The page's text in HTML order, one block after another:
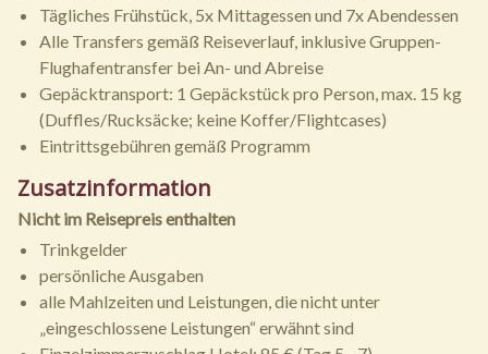
Tägliches Frühstück, 5x Mittagessen und 7x Abendessen
Alle Transfers gemäß Reiseverlauf, inklusive Gruppen-
Flughafentransfer bei An- und Abreise
Gepäcktransport: 1 Gepäckstück pro Person, max. 15 kg
(Duffles/Rucksäcke; keine Koffer/Flightcases)
Eintrittsgebühren gemäß Programm
Zusatzinformation
Nicht im Reisepreis enthalten
Trinkgelder
persönliche Ausgaben
alle Mahlzeiten und Leistungen, die nicht unter
„eingeschlossene Leistungen“ erwähnt sind